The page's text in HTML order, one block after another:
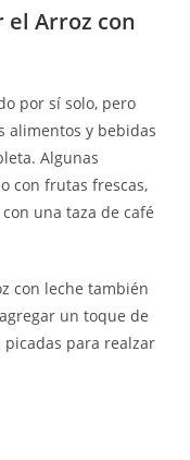
el Arroz con
por sí solo, pero
alimentos y bebidas
Algunas
con frutas frescas,
una taza de café
con leche también
un toque de
picadas para realzar